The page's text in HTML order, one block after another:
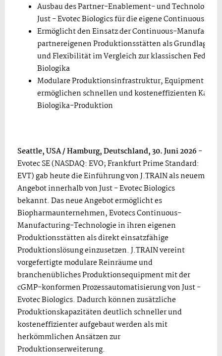
Ausbau des Partner-Enablement- und
Just - Evotec Biologics für die eigene Continuous-
Ermöglicht den Einsatz der Continuous-
partnereigenen Produktionsstätten als Grundlage
und Flexibilität im Vergleich zur klassischen Fed-
Biologika
Modulare Produktionsinfrastruktur, Equipment und
ermöglichen schnellen und kosteneffizienten
Biologika-Produktion
Seattle, USA / Hamburg, Deutschland, 30. Juni 2026 -
Evotec SE (NASDAQ: EVO; Frankfurt Prime Standard:
EVT) gab heute die Einführung von J.TRAIN als neuem
Angebot innerhalb von Just - Evotec Biologics
bekannt. Das neue Angebot ermöglicht es
Biopharmaunternehmen, Evotecs Continuous-
Manufacturing-Technologie in ihren eigenen
Produktionsstätten als direkt einsatzfähige
Produktionslösung einzusetzen. J.TRAIN vereint
vorgefertigte modulare Reinräume und
branchenübliches Produktionsequipment mit der
cGMP-konformen Prozessautomatisierung von Just -
Evotec Biologics. Dadurch können zusätzliche
Produktionskapazitäten deutlich schneller und
kosteneffizienter aufgebaut werden als mit
herkömmlichen Ansätzen zur
Produktionserweiterung.